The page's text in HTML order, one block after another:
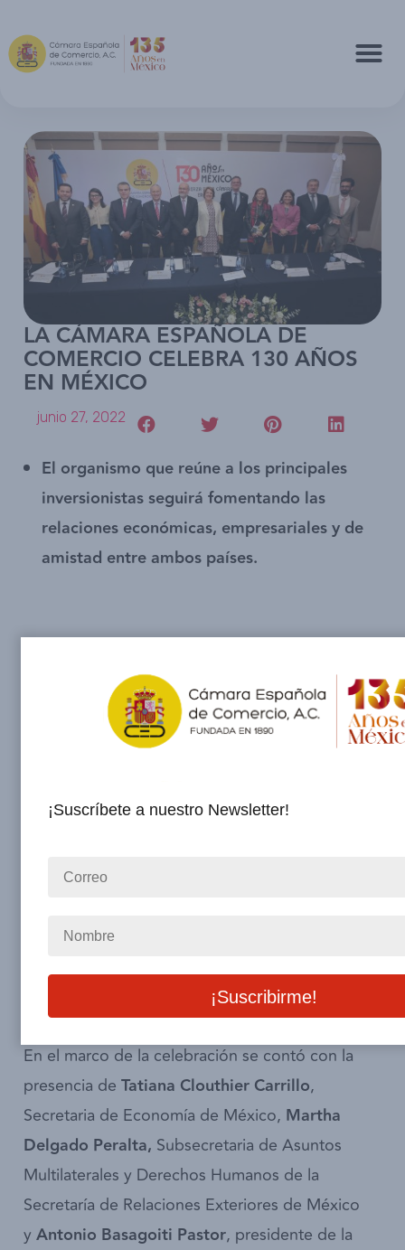
LA CÁMARA ESPAÑOLA DE
COMERCIO CELEBRA 130 AÑOS
EN MÉXICO
junio 27, 2022
El organismo que reúne a los principales
inversionistas seguirá fomentando las
relaciones económicas, empresariales y de
amistad entre ambos países.
La Cámara Española de Comercio (Camescom)
130 aniversario en México, con la
presencia de representantes del Gobierno de
finalidad de poner en valor las acciones de la
por la institución durante 130 años; así como
En el marco de la celebración se contó con la
presencia de Tatiana Clouthier Carrillo,
Secretaria de Economía de México, Martha
Delgado Peralta, Subsecretaria de Asuntos
Multilaterales y Derechos Humanos de la
Secretaría de Relaciones Exteriores de México
y Antonio Basagoiti Pastor, presidente de la
¡Suscríbete a nuestro Newsletter!